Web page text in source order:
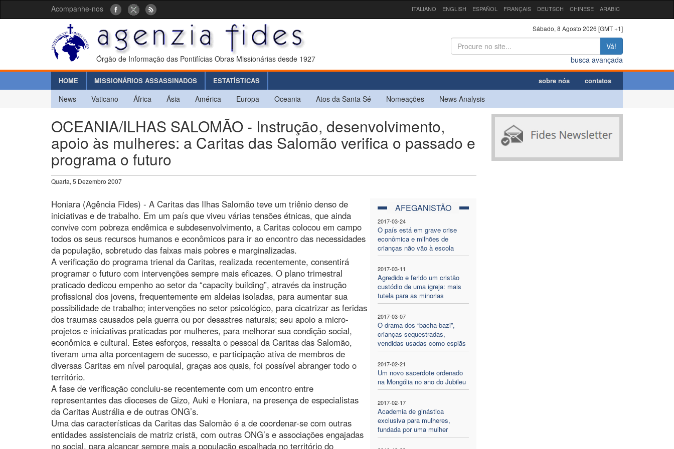
Acompanhe-nos ITALIANO ENGLISH ESPAÑOL FRANÇAIS DEUTSCH CHINESE ARABIC
Órgão de Informação das Pontifícias Obras Missionárias desde 1927
Sábado, 8 Agosto 2026 [GMT +1]
Vá!
busca avançada
HOME MISSIONÁRIOS ASSASSINADOS ESTATÍSTICAS sobre nós contatos
News Vaticano África Ásia América Europa Oceania Atos da Santa Sé Nomeações News Analysis
OCEANIA/ILHAS SALOMÃO - Instrução, desenvolvimento,
apoio às mulheres: a Caritas das Salomão verifica o passado e
programa o futuro
Quarta, 5 Dezembro 2007
AFEGANISTÃO
2017-03-24
O país está em grave crise
econômica e milhões de
crianças não vão à escola
2017-03-11
Agredido e ferido um cristão
custódio de uma igreja: mais
tutela para as minorias
2017-03-07
O drama dos “bacha-bazi”,
crianças sequestradas,
vendidas usadas como espiãs
2017-02-21
Um novo sacerdote ordenado
na Mongólia no ano do Jubileu
2017-02-17
Academia de ginástica
exclusiva para mulheres,
fundada por uma mulher
Honiara (Agência Fides) - A Caritas das Ilhas Salomão teve um triênio denso de
iniciativas e de trabalho. Em um país que viveu várias tensões étnicas, que ainda
convive com pobreza endêmica e subdesenvolvimento, a Caritas colocou em campo
todos os seus recursos humanos e econômicos para ir ao encontro das necessidades
da população, sobretudo das faixas mais pobres e marginalizadas.
A verificação do programa trienal da Caritas, realizada recentemente, consentirá
programar o futuro com intervenções sempre mais eficazes. O plano trimestral
praticado dedicou empenho ao setor da “capacity building”, através da instrução
profissional dos jovens, frequentemente em aldeias isoladas, para aumentar sua
possibilidade de trabalho; intervenções no setor psicológico, para cicatrizar as feridas
dos traumas causados pela guerra ou por desastres naturais; seu apoio a micro-
projetos e iniciativas praticadas por mulheres, para melhorar sua condição social,
econômica e cultural. Estes esforços, ressalta o pessoal da Caritas das Salomão,
tiveram uma alta porcentagem de sucesso, e participação ativa de membros de
diversas Caritas em nível paroquial, graças aos quais, foi possível abranger todo o
território.
A fase de verificação concluiu-se recentemente com um encontro entre
representantes das dioceses de Gizo, Auki e Honiara, na presença de especialistas
da Caritas Austrália e de outras ONG’s.
Uma das características da Caritas das Salomão é a de coordenar-se com outras
entidades assistenciais de matriz cristã, com outras ONG’s e associações engajadas
no social, para alcançar sempre mais a população espalhada no território do